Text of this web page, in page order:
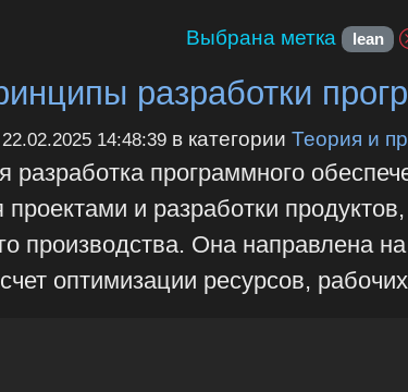
Выбрана метка lean
разработки
22.02.2025 14:48:39в категории Теория и
разработка программного
проектами и разработки
производства. Она направлена
оптимизации ресурсов,